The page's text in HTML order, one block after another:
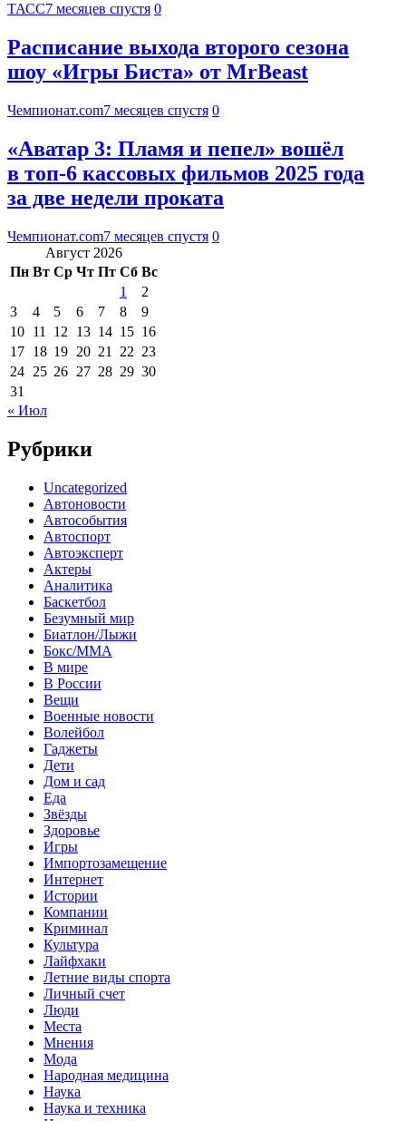
ТАСС7 месяцев спустя 0
Расписание выхода второго сезона
шоу «Игры Биста» от MrBeast
Чемпионат.com7 месяцев спустя 0
«Аватар 3: Пламя и пепел» вошёл
в топ-6 кассовых фильмов 2025 года
за две недели проката
Чемпионат.com7 месяцев спустя 0
Август 2026
Пн Вт Ср Чт Пт Сб Вс
1
2
3
4 5 6 7 8
9
10 11 12 13 14 15 16
17 18 19 20 21 22 23
24 25 26 27 28 29 30
31
« Июл
Рубрики
Uncategorized
Автоновости
Автособытия
Автоспорт
Автоэксперт
Актеры
Аналитика
Баскетбол
Безумный мир
Биатлон/Лыжи
Бокс/MMA
В мире
В России
Вещи
Военные новости
Волейбол
Гаджеты
Дети
Дом и сад
Еда
Звёзды
Здоровье
Игры
Импортозамещение
Интернет
Истории
Компании
Криминал
Культура
Лайфхаки
Летние виды спорта
Личный счет
Люди
Места
Мнения
Мода
Народная медицина
Наука
Наука и техника